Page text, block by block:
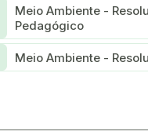
Meio Ambiente -
Pedagógico
Meio Ambiente -